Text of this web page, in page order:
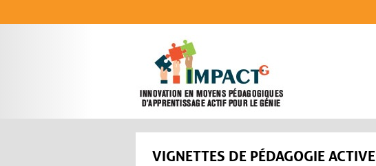
VIGNETTES DE PÉDAGOGIE ACTIVE